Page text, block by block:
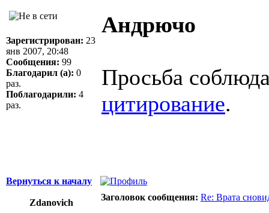
Зарегистрирован: 23
янв 2007, 20:48
Сообщения: 99
Благодарил (а): 0
раз.
Поблагодарили: 4
раз.
Андрючо
Просьба
цитирование.
Вернуться к началу
Zdanovich
Заголовок сообщения: Re: Врата